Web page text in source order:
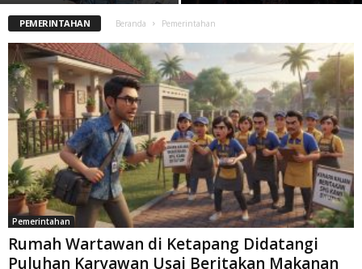
PEMERINTAHAN Beranda Pemerintahan
Pemerintahan
Rumah Wartawan di Ketapang Didatangi
Puluhan Karyawan Usai Beritakan Makanan